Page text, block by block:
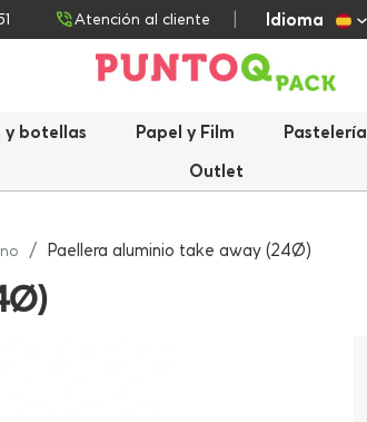
Atención al cliente Idioma
y botellas Papel y Film Pastelería
Outlet
Paellera aluminio take away (24Ø)